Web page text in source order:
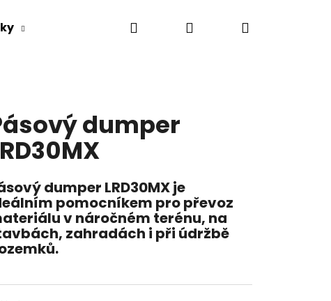
Elektromobily Pracovní tříkolky / tuk tuk
Hledat PřihlášeníNákupní
dumper
dumper LRD30MXje
pomocníkem pro převoz
v náročném terénu, na
zahradách i při údržbě